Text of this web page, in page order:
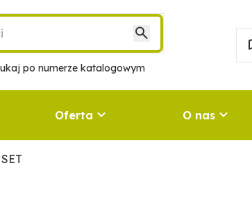
po numerze katalogowym
Oferta O nas